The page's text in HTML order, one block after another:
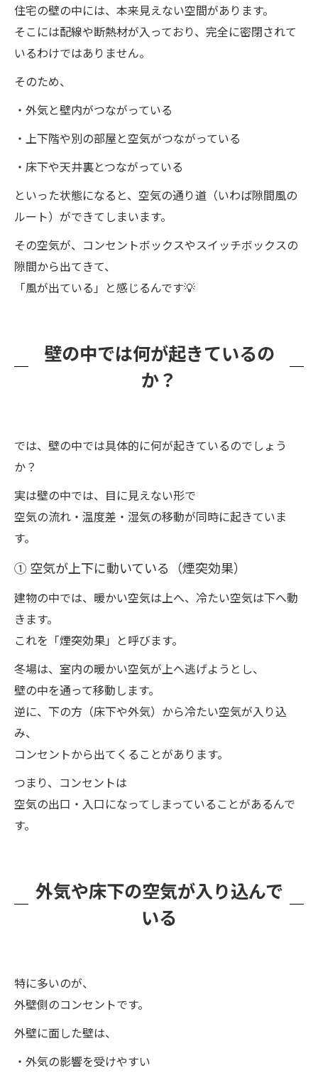
住宅の壁の中には、本来見えない空間があります。
そこには配線や断熱材が入っており、完全に密閉されて
いるわけではありません。
そのため、
・外気と壁内がつながっている
・上下階や別の部屋と空気がつながっている
・床下や天井裏とつながっている
といった状態になると、空気の通り道（いわば隙間風の
ルート）ができてしまいます。
その空気が、コンセントボックスやスイッチボックスの
隙間から出てきて、
「風が出ている」と感じるんです💡
壁の中では何が起きているの
か？
では、壁の中では具体的に何が起きているのでしょう
か？
実は壁の中では、目に見えない形で
空気の流れ・温度差・湿気の移動が同時に起きていま
す。
① 空気が上下に動いている（煙突効果）
建物の中では、暖かい空気は上へ、冷たい空気は下へ動
きます。
これを「煙突効果」と呼びます。
冬場は、室内の暖かい空気が上へ逃げようとし、
壁の中を通って移動します。
逆に、下の方（床下や外気）から冷たい空気が入り込
み、
コンセントから出てくることがあります。
つまり、コンセントは
空気の出口・入口になってしまっていることがあるんで
す。
外気や床下の空気が入り込んで
いる
特に多いのが、
外壁側のコンセントです。
外壁に面した壁は、
・外気の影響を受けやすい